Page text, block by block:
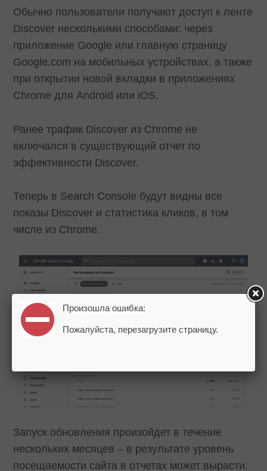
Обычно пользователи получают доступ к ленте
Discover несколькими способами: через
приложение Google или главную страницу
Google.com на мобильных устройствах, а также
при открытии новой вкладки в приложениях
Chrome для Android или iOS.
Ранее трафик Discover из Chrome не
включался в существующий отчет по
эффективности Discover.
Теперь в Search Console будут видны все
показы Discover и статистика кликов, в том
числе из Chrome.
Запуск обновления произойдет в течение
нескольких месяцев – в результате уровень
посещаемости сайта в отчетах может вырасти.
Произошла ошибка:
Пожалуйста, перезагрузите страницу.